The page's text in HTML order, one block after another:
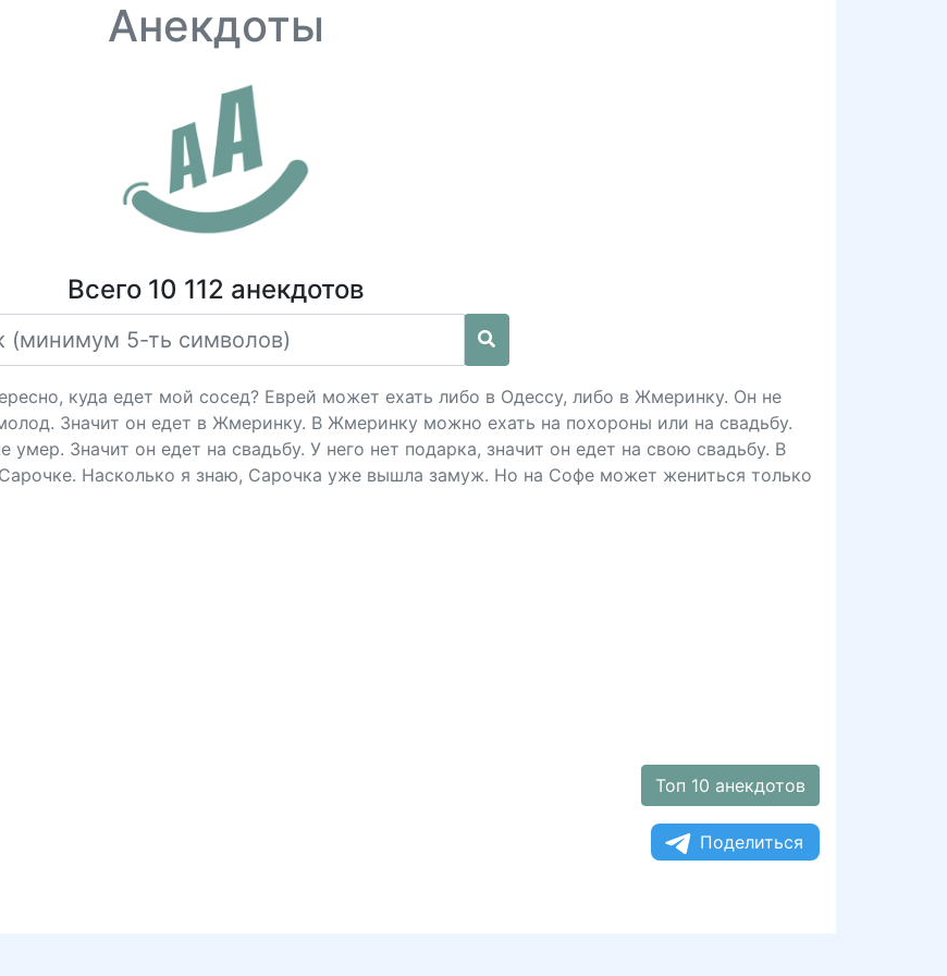
Анекдоты
Всего 10 112 анекдотов
куда едет мой сосед? Еврей может ехать либо в Одессу, либо в Жмеринку. Он не
Значит он едет в Жмеринку. В Жмеринку можно ехать на похороны или на свадьбу.
Значит он едет на свадьбу. У него нет подарка, значит он едет на свою свадьбу. В
Насколько я знаю, Сарочка уже вышла замуж. Но на Софе может жениться только
Топ 10 анекдотов
Поделиться